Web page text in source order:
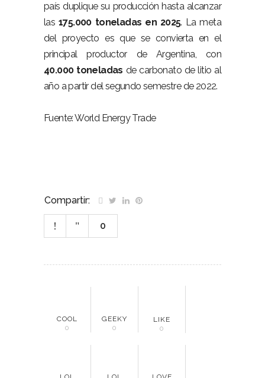
país duplique su producción hasta alcanzar
las175.000 toneladas en 2025. La meta
del proyecto es que se convierta en el
principal productor de Argentina, con
40.000 toneladas de carbonato de litio al
año a partir del segundo semestre de 2022.
Fuente: World Energy Trade
Compartir:
0
COOL
0
GEEKY
0
LIKE
0